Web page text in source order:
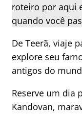
roteiro por aqui
quando você
De Teerã, viaje
explore seu
antigos do
Reserve um dia
Kandovan,